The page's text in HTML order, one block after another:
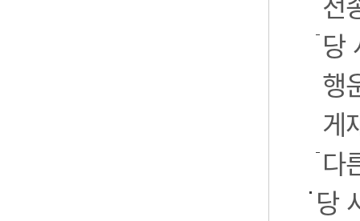
당
행
게
다
당